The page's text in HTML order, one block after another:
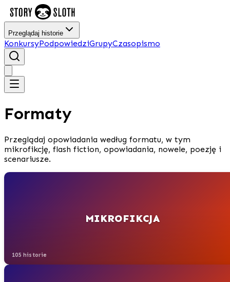
Przeglądaj historie
KonkursyPodpowiedziGrupyCzasopismo
Formaty
Przeglądaj opowiadania według formatu, w tym
mikrofikcję, flash fiction, opowiadania, nowele, poezję i
scenariusze.
MIKROFIKCJA
105 historie